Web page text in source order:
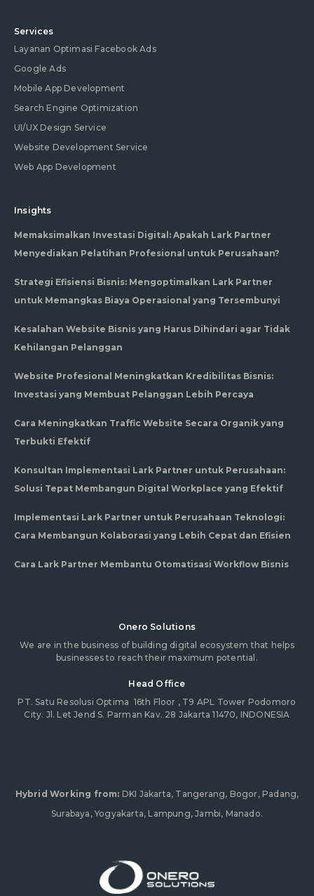
Services
Layanan Optimasi Facebook Ads
Google Ads
Mobile App Development
Search Engine Optimization
UI/UX Design Service
Website Development Service
Web App Development
Insights
Memaksimalkan Investasi Digital: Apakah Lark Partner
Menyediakan Pelatihan Profesional untuk Perusahaan?
Strategi Efisiensi Bisnis: Mengoptimalkan Lark Partner
untuk Memangkas Biaya Operasional yang Tersembunyi
Kesalahan Website Bisnis yang Harus Dihindari agar Tidak
Kehilangan Pelanggan
Website Profesional Meningkatkan Kredibilitas Bisnis:
Investasi yang Membuat Pelanggan Lebih Percaya
Cara Meningkatkan Traffic Website Secara Organik yang
Terbukti Efektif
Konsultan Implementasi Lark Partner untuk Perusahaan:
Solusi Tepat Membangun Digital Workplace yang Efektif
Implementasi Lark Partner untuk Perusahaan Teknologi:
Cara Membangun Kolaborasi yang Lebih Cepat dan Efisien
Cara Lark Partner Membantu Otomatisasi Workflow Bisnis
Onero Solutions
We are in the business of building digital ecosystem that helps
businesses to reach their maximum potential.
Head Office
PT. Satu Resolusi Optima 16th Floor , T9 APL Tower Podomoro
City. Jl. Let Jend S. Parman Kav. 28 Jakarta 11470, INDONESIA
Hybrid Working from: DKI Jakarta, Tangerang, Bogor, Padang,
Surabaya, Yogyakarta, Lampung, Jambi, Manado.